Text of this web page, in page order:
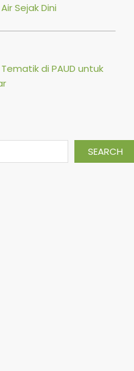
Sejak Dini
di PAUD untuk
SEARCH